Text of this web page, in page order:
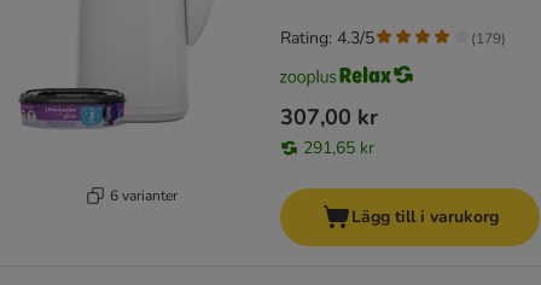
6 varianter
307,00 kr
291,65 kr
Rating: 4.3/5 (179)
Lägg till i varukorg